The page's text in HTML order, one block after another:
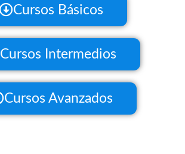
Cursos Básicos
Cursos Intermedios
Cursos Avanzados